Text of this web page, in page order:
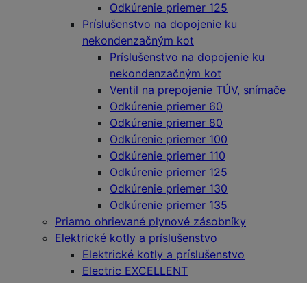
Odkúrenie priemer 125
Príslušenstvo na dopojenie ku
nekondenzačným kot
Príslušenstvo na dopojenie ku
nekondenzačným kot
Ventil na prepojenie TÚV, snímače
Odkúrenie priemer 60
Odkúrenie priemer 80
Odkúrenie priemer 100
Odkúrenie priemer 110
Odkúrenie priemer 125
Odkúrenie priemer 130
Odkúrenie priemer 135
Priamo ohrievané plynové zásobníky
Elektrické kotly a príslušenstvo
Elektrické kotly a príslušenstvo
Electric EXCELLENT